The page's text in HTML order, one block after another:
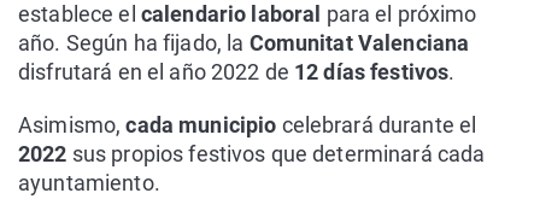
establece el calendario laboral para el próximo
año. Según ha fijado, la Comunitat Valenciana
disfrutará en el año 2022 de 12 días festivos.
Asimismo,cada municipio celebrará durante el
2022 sus propios festivos que determinará cada
ayuntamiento.